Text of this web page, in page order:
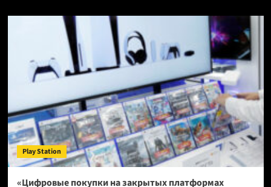
Звезда
сериала
«Очень
странные
дела»
Милли
Браун
оказалась
поклонницей
Grand
Theft
Auto
Play Station
«Цифровые покупки на закрытых платформах